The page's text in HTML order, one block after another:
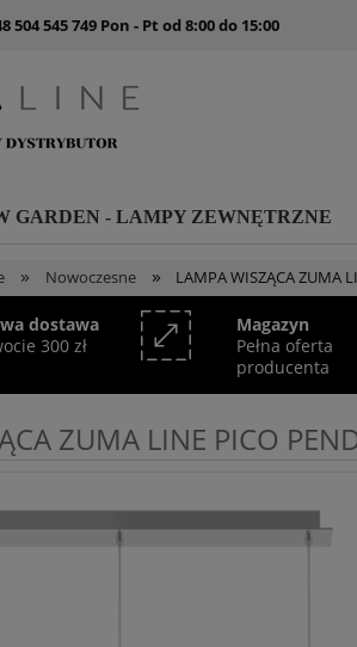
504 545 749 Pon - Pt od 8:00 do 15:00
GARDEN - LAMPY ZEWNĘTRZNE
» Nowoczesne » LAMPA WISZĄCA ZUMA
dostawa
300 zł
Magazyn
Pełna oferta
producenta
ZUMA LINE PICO